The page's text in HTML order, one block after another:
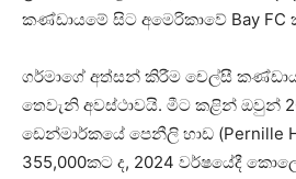
කණ්ඩායමේ සිට අමෙරිකාවේ Bay
ගර්මාගේ අත්සන් කිරීම චෙල්සී
තෙවැනි අවස්ථාවයි. මීට කළින් ඔවුන්
ඩෙන්මාර්කයේ පෙනීලි හාඩ (Pernille
355,000කට ද, 2024 වර්ෂයේදී